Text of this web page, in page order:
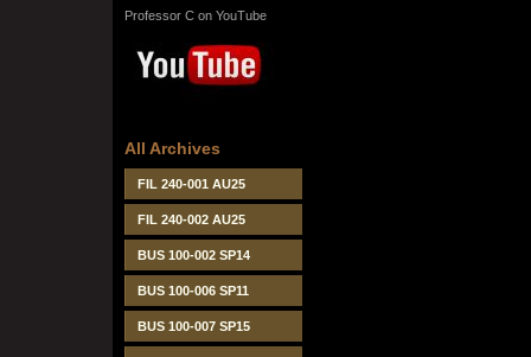
Professor C on YouTube
All Archives
FIL 240-001 AU25
FIL 240-002 AU25
BUS 100-002 SP14
BUS 100-006 SP11
BUS 100-007 SP15